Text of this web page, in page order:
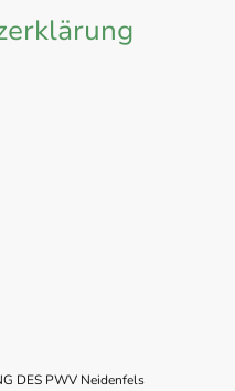
DES PWV Neidenfels